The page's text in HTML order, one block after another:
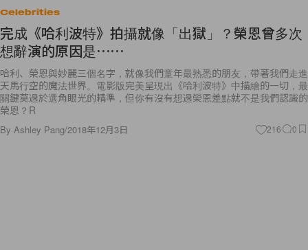
Celebrities
完成《哈利波特》拍攝就像「出獄」？榮恩曾多次
想辭演的原因是⋯⋯
哈利、榮恩與妙麗三個名字，就像我們童年最熟悉的朋友，帶著我們走進
天馬行空的魔法世界。電影版完美呈現出《哈利波特》中描繪的一切，最
關鍵莫過於選角眼光的精準，但你有沒有想過榮恩差點就不是我們認識的
榮恩？R
By Ashley Pang/2018年12月3日 216 0